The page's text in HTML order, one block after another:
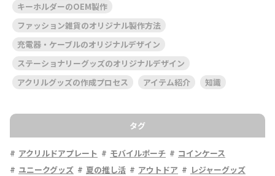
キーホルダーのOEM製作
ファッション雑貨のオリジナル製作方法
充電器・ケーブルのオリジナルデザイン
ステーショナリーグッズのオリジナルデザイン
アクリルグッズの作成プロセス
アイテム紹介 知識
タグ
アクリルドアプレート モバイルポーチ
コインケース
ユニークグッズ
夏の推し活 アウトドア
レジャーグッズ